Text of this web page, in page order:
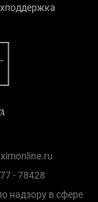
- 78428
надзору в сфере